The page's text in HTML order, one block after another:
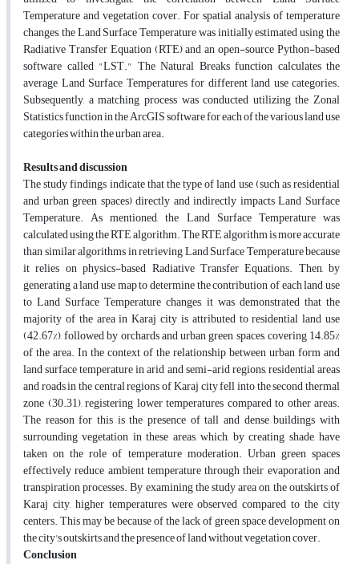
Temperature and vegetation cover. For spatial analysis of temperature
changes, the Land Surface Temperature was initially estimated using the
Radiative Transfer Equation (RTE) and an open-source Python-based
software called "LST." The Natural Breaks function calculates the
average Land Surface Temperatures for different land use categories.
Subsequently, a matching process was conducted utilizing the Zonal
Statistics function in the ArcGIS software for each of the various land use
categories within the urban area.
Results and discussion
The study findings indicate that the type of land use (such as residential
and urban green spaces) directly and indirectly impacts Land Surface
Temperature. As mentioned, the Land Surface Temperature was
calculated using the RTE algorithm. The RTE algorithm is more accurate
than similar algorithms in retrieving Land Surface Temperature because
it relies on physics-based Radiative Transfer Equations. Then, by
generating a land use map to determine the contribution of each land use
to Land Surface Temperature changes, it was demonstrated that the
majority of the area in Karaj city is attributed to residential land use
(42.67%), followed by orchards and urban green spaces, covering 14.85%
of the area. In the context of the relationship between urban form and
land surface temperature in arid and semi-arid regions, residential areas
and roads in the central regions of Karaj city fell into the second thermal
zone (30.31), registering lower temperatures compared to other areas.
The reason for this is the presence of tall and dense buildings with
surrounding vegetation in these areas, which, by creating shade, have
taken on the role of temperature moderation. Urban green spaces
effectively reduce ambient temperature through their evaporation and
transpiration processes. By examining the study area on the outskirts of
Karaj city, higher temperatures were observed compared to the city
centers. This may be because of the lack of green space development on
the city's outskirts and the presence of land without vegetation cover.
Conclusion